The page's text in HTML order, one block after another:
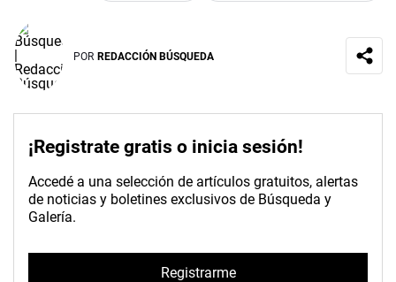
POR REDACCIÓN BÚSQUEDA
¡Registrate gratis o inicia sesión!
Accedé a una selección de artículos gratuitos, alertas
de noticias y boletines exclusivos de Búsqueda y
Galería.
Registrarme